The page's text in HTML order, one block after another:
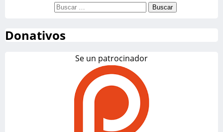
Buscar:
Donativos
Se un patrocinador